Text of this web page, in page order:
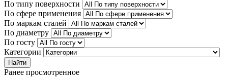
По типу поверхности
По сфере применения
По маркам сталей
По диаметру
По госту
Категории
Найти
Ранее просмотренное